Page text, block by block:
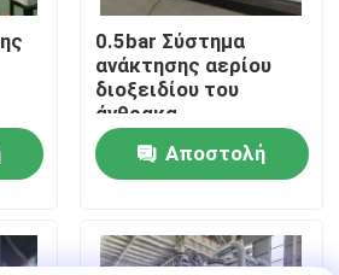
PSA
υψηλής αγνότητας
0.5bar Σύστημα
ανάκτησης αερίου
διοξειδίου του
άνθρακα
Εξοικονόμηση
ενέργειας Μικρή
συντήρηση
Αποστολή